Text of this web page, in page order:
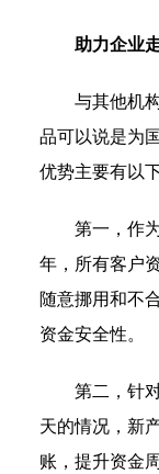
助力企业
与其他机
品可以说是为
优势主要有以
第一，作
年，所有客户
随意挪用和不
资金安全性。
第二，针
天的情况，新
账，提升资金